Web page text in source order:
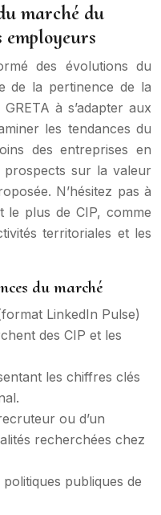
marché du
des évolutions du
de la pertinence de la
à s’adapter aux
les tendances du
des entreprises en
prospects sur la valeur
N’hésitez pas à
le plus de CIP, comme
territoriales et les
du marché
LinkedIn Pulse)
des CIP et les
les chiffres clés
ou d’un
recherchées chez
publiques de